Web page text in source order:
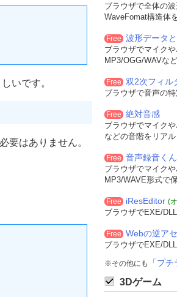
いです。
要はありません。
ブラウザで全体の
WaveFomat構造体
Free 波形データ
ブラウザでマイク
MP3/OGG/WAVな
Free 双2次フィル
ブラウザで音声の
Free 絶対音感
ブラウザでマイク
などの音階をリア
Free 音声録音くん
ブラウザでマイク
MP3/WAVE形式で
Free iResEditor (
ブラウザでEXE/
Free Webの逆ア
ブラウザでEXE/
※その他にも 「プチ
3Dゲーム